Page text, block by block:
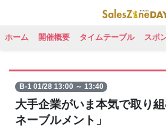
ホーム 開催概要 タイムテーブル スポ
B-1 01/28 13:00 ～ 13:40
大手企業がいま本気で取り
ネーブルメント」